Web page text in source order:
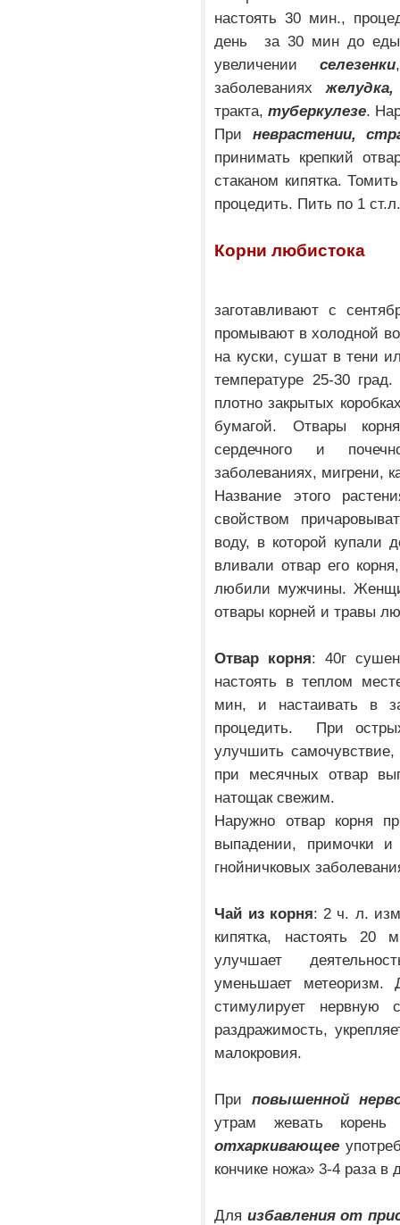
настоять 30 мин.,
день за 30 мин до
увеличенииселезенки
заболеваниях
тракта,туберкулезе.
При неврастении,
принимать крепкий
стаканом кипятка.
процедить. Пить по 1
Корни любистока
заготавливают с
промывают в холодной
на куски, сушат в тени
температуре 25-30
плотно закрытых
бумагой. Отвары
сердечного и
заболеваниях, мигрени,
Название этого
свойством
воду, в которой купали
вливали отвар его
любили мужчины.
отвары корней и травы
Отвар корня: 40г
настоять в теплом
мин, и настаивать в
процедить. При
улучшить
при месячных отвар
натощак свежим.
Наружно отвар корня
выпадении, примочки
гнойничковых
Чай из корня: 2 ч. л.
кипятка, настоять 20
улучшает
уменьшает
стимулирует нервную
раздражимость,
малокровия.
Приповышенной
утрам жевать
отхаркивающее
кончике ножа» 3-4 раза в
Для избавления от